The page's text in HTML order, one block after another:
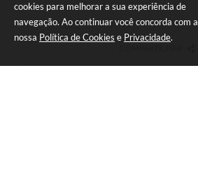
cookies para melhorar a sua experiência de
navegação. Ao continuar você concorda com a
nossa Política de Cookies e Privacidade.